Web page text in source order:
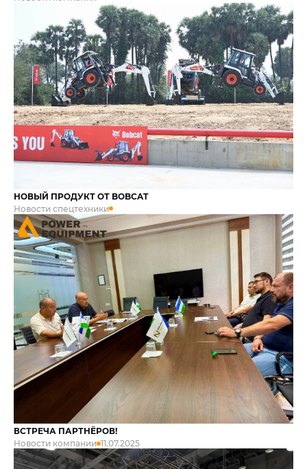
НОВЫЙ ПРОДУКТ ОТ BOBCAT
Новости спецтехники
ВСТРЕЧА ПАРТНЁРОВ!
Новости компании 11.07.2025
ПОЛУЧИТЬ
КОНСУЛЬТАЦИЮ